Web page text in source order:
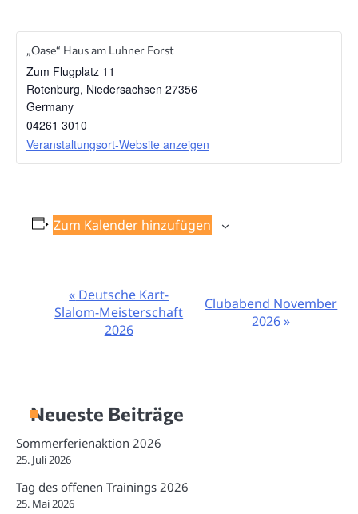
„Oase“ Haus am Luhner Forst
Zum Flugplatz 11
Rotenburg, Niedersachsen 27356
Germany
04261 3010
Veranstaltungsort-Website anzeigen
Zum Kalender hinzufügen
Veranstaltung-
Navigation
« Deutsche Kart-
Slalom-Meisterschaft
2026
Clubabend November
2026»
Neueste Beiträge
Sommerferienaktion 2026
25. Juli 2026
Tag des offenen Trainings 2026
25. Mai 2026